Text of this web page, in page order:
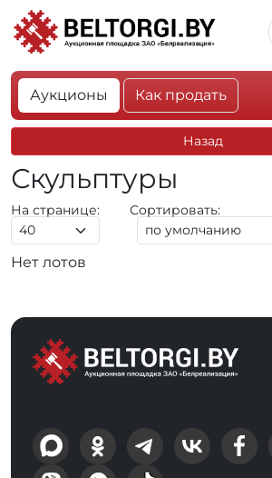
Аукционы Как продать
Назад
Скульптуры
На странице: Сортировать:
Нет лотов